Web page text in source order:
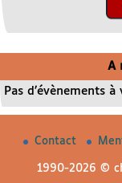
A
Pas d’évènements à
Contact
1990-2026 ©